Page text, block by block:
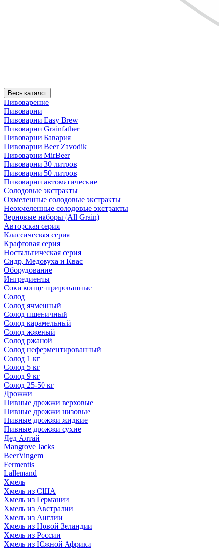
Весь каталог
Пивоварение
Пивоварни
Пивоварни Easy Brew
Пивоварни Grainfather
Пивоварни Бавария
Пивоварни Beer Zavodik
Пивоварни MirBeer
Пивоварни 30 литров
Пивоварни 50 литров
Пивоварни автоматические
Солодовые экстракты
Охмеленные солодовые экстракты
Неохмеленные солодовые экстракты
Зерновые наборы (All Grain)
Авторская серия
Классическая серия
Крафтовая серия
Ностальгическая серия
Сидр, Медовуха и Квас
Оборудование
Ингредиенты
Соки концентрированные
Солод
Солод ячменный
Солод пшеничный
Солод карамельный
Солод жженый
Солод ржаной
Солод неферментированный
Солод 1 кг
Солод 5 кг
Солод 9 кг
Солод 25-50 кг
Дрожжи
Пивные дрожжи верховые
Пивные дрожжи низовые
Пивные дрожжи жидкие
Пивные дрожжи сухие
Дед Алтай
Mangrove Jacks
BeerVingem
Fermentis
Lallemand
Хмель
Хмель из США
Хмель из Германии
Хмель из Австралии
Хмель из Англии
Хмель из Новой Зеландии
Хмель из России
Хмель из Южной Африки